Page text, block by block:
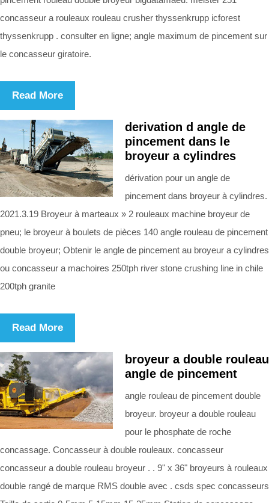
concasseur a rouleaux rouleau crusher thyssenkrupp icforest
thyssenkrupp . consulter en ligne; angle maximum de pincement sur
le concasseur giratoire.
Read More
derivation d angle de
pincement dans le
broyeur a cylindres
dérivation pour un angle de
pincement dans broyeur à cylindres.
2021.3.19 Broyeur à marteaux » 2 rouleaux machine broyeur de
pneu; le broyeur à boulets de pièces 140 angle rouleau de pincement
double broyeur; Obtenir le angle de pincement au broyeur a cylindres
ou concasseur a machoires 250tph river stone crushing line in chile
200tph granite
Read More
broyeur a double rouleau
angle de pincement
angle rouleau de pincement double
broyeur. broyeur a double rouleau
pour le phosphate de roche
concassage. Concasseur à double rouleaux. concasseur
concasseur a double rouleau broyeur . . 9" x 36" broyeurs à rouleaux
double rangé de marque RMS double avec . csds spec concasseurs